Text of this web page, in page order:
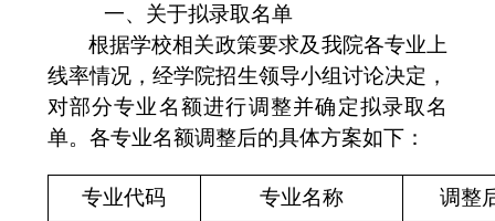
一、关于拟录取名单
根据学校相关政策要求及我院各专业上
线率情况，经学院招生领导小组讨论决定，
对部分专业名额进行调整并确定拟录取名
单。各专业名额调整后的具体方案如下：
专业代码 专业名称
调整